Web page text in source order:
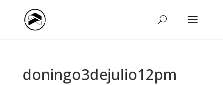
doningo3dejulio12pm